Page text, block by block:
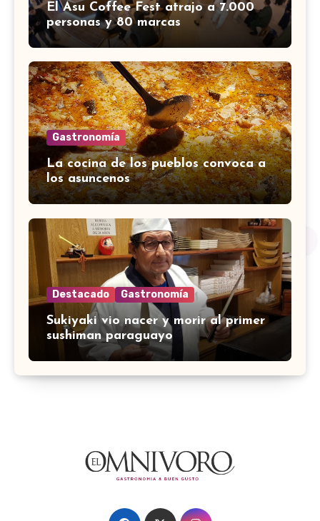
El Asu Coffee Fest atrajo a 7.000
personas y 80 marcas
Gastronomía
La cocina de los pueblos convoca a
los asuncenos
Destacado Gastronomía
Sukiyaki vio nacer y morir al primer
sushiman paraguayo